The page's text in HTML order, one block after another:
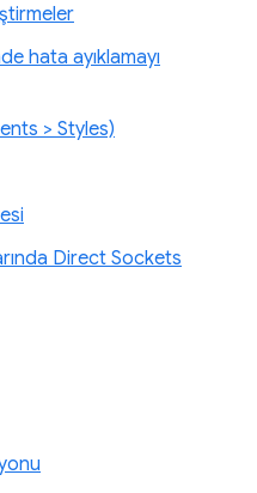
hata ayıklamayı
> Styles)
Direct Sockets